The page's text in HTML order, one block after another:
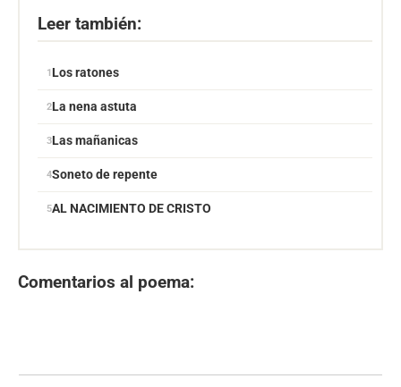
Leer también:
Los ratones
La nena astuta
Las mañanicas
Soneto de repente
AL NACIMIENTO DE CRISTO
Comentarios al poema: